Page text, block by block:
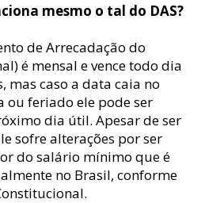
mesmo o tal do DAS?
de Arrecadação do
é mensal e vence todo dia
mas caso a data caia no
ou feriado ele pode ser
dia útil. Apesar de ser
sofre alterações por ser
do salário mínimo que é
no Brasil, conforme